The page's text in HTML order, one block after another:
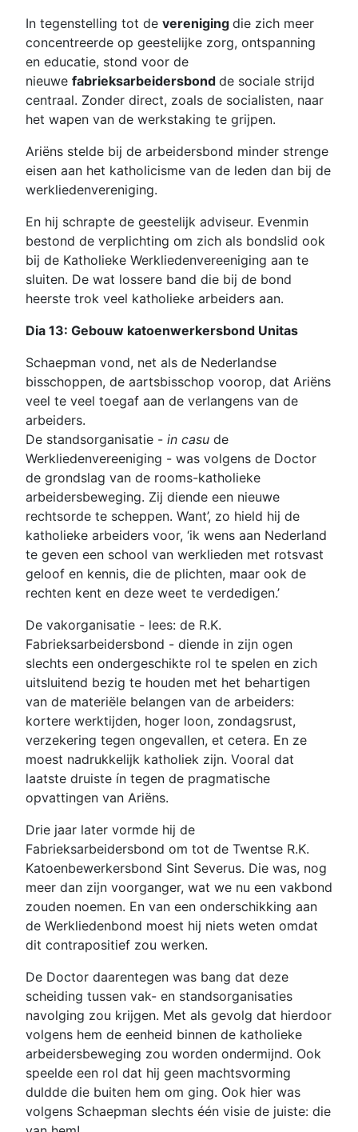
In tegenstelling tot de vereniging die zich meer
concentreerde op geestelijke zorg, ontspanning
en educatie, stond voor de
nieuwe fabrieksarbeidersbond de sociale strijd
centraal. Zonder direct, zoals de socialisten, naar
het wapen van de werkstaking te grijpen.
Ariëns stelde bij de arbeidersbond minder strenge
eisen aan het katholicisme van de leden dan bij de
werkliedenvereniging.
En hij schrapte de geestelijk adviseur. Evenmin
bestond de verplichting om zich als bondslid ook
bij de Katholieke Werkliedenvereeniging aan te
sluiten. De wat lossere band die bij de bond
heerste trok veel katholieke arbeiders aan.
Dia 13: Gebouw katoenwerkersbond Unitas
Schaepman vond, net als de Nederlandse
bisschoppen, de aartsbisschop voorop, dat Ariëns
veel te veel toegaf aan de verlangens van de
arbeiders.
De standsorganisatie - in casu de
Werkliedenvereeniging - was volgens de Doctor
de grondslag van de rooms-katholieke
arbeidersbeweging. Zij diende een nieuwe
rechtsorde te scheppen. Want’, zo hield hij de
katholieke arbeiders voor, ‘ik wens aan Nederland
te geven een school van werklieden met rotsvast
geloof en kennis, die de plichten, maar ook de
rechten kent en deze weet te verdedigen.’
De vakorganisatie - lees: de R.K.
Fabrieksarbeidersbond - diende in zijn ogen
slechts een ondergeschikte rol te spelen en zich
uitsluitend bezig te houden met het behartigen
van de materiële belangen van de arbeiders:
kortere werktijden, hoger loon, zondagsrust,
verzekering tegen ongevallen, et cetera. En ze
moest nadrukkelijk katholiek zijn. Vooral dat
laatste druiste ín tegen de pragmatische
opvattingen van Ariëns.
Drie jaar later vormde hij de
Fabrieksarbeidersbond om tot de Twentse R.K.
Katoenbewerkersbond Sint Severus. Die was, nog
meer dan zijn voorganger, wat we nu een vakbond
zouden noemen. En van een onderschikking aan
de Werkliedenbond moest hij niets weten omdat
dit contrapositief zou werken.
De Doctor daarentegen was bang dat deze
scheiding tussen vak- en standsorganisaties
navolging zou krijgen. Met als gevolg dat hierdoor
volgens hem de eenheid binnen de katholieke
arbeidersbeweging zou worden ondermijnd. Ook
speelde een rol dat hij geen machtsvorming
duldde die buiten hem om ging. Ook hier was
volgens Schaepman slechts één visie de juiste: die